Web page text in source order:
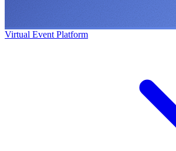
Virtual Event Platform